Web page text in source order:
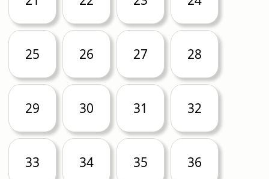
25 26 27 28
29 30 31 32
33 34 35 36